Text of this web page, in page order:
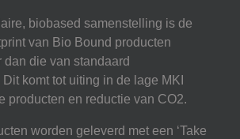
biobased samenstelling is de
van Bio Bound producten
die van standaard
komt tot uiting in de lage MKI
producten en reductie van CO2.
worden geleverd met een ‘Take